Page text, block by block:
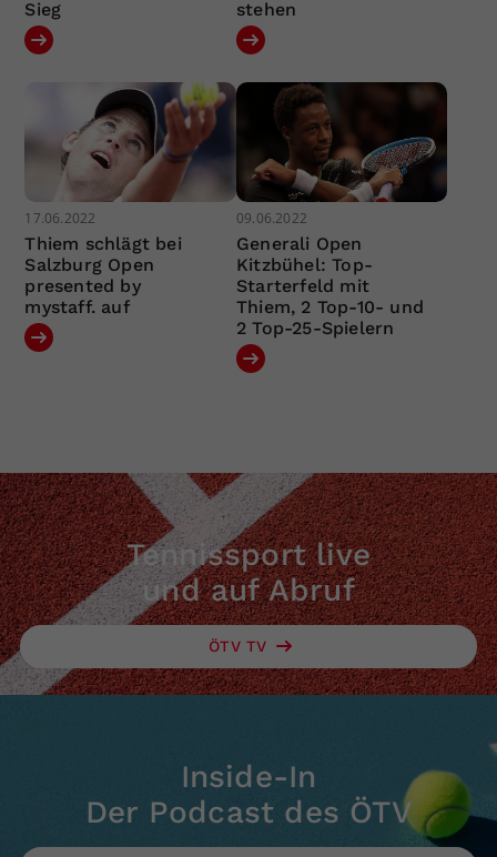
Sieg
stehen
17.06.2022
Thiem schlägt bei
Salzburg Open
presented by
mystaff. auf
09.06.2022
Generali Open
Kitzbühel: Top-
Starterfeld mit
Thiem, 2 Top-10- und
2 Top-25-Spielern
Tennissport live
und auf Abruf
ÖTV TV
Inside-In
Der Podcast des ÖTV